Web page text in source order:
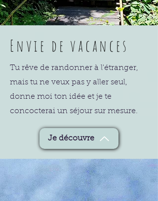
Envie de vacances
Tu rêve de randonner à l'étranger,
mais tu ne veux pas y aller seul,
donne moi ton idée et je te
concocterai un séjour sur mesure.
Je découvre